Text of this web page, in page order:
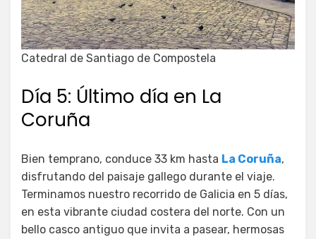
Catedral de Santiago de Compostela
Día 5: Último día en La
Coruña
Bien temprano, conduce 33 km hasta La Coruña,
disfrutando del paisaje gallego durante el viaje.
Terminamos nuestro recorrido de Galicia en 5 días,
en esta vibrante ciudad costera del norte. Con un
bello casco antiguo que invita a pasear, hermosas